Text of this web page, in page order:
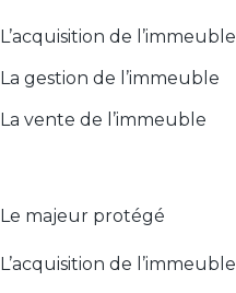
L’acquisition de l’immeuble
La gestion de l’immeuble
La vente de l’immeuble
Le majeur protégé
L’acquisition de l’immeuble